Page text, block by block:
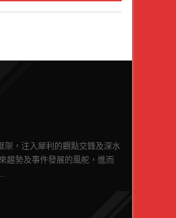
架，注入犀利的觀點交鋒及深水
趨勢及事件發展的風舵，進而